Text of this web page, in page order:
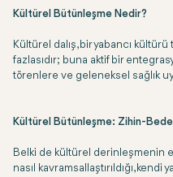
Kültürel Bütünleşme Nedir?
Kültürel dalış, bir yabancı
fazlasıdır; buna aktif bir
törenlere ve geleneksel sağlık
Kültürel Bütünleşme: Zihin-
Belki de kültürel derinleşmenin
nasıl kavramsallaştırıldığı,